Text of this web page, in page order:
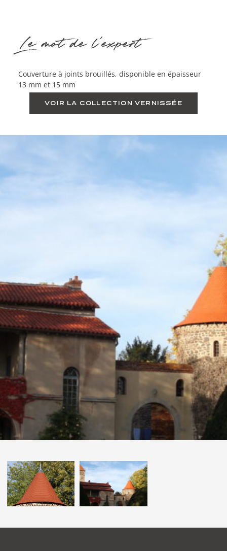
Le mot de l'expert
Couverture à joints brouillés, disponible en épaisseur
13 mm et 15 mm
VOIR LA COLLECTION VERNISSÉE